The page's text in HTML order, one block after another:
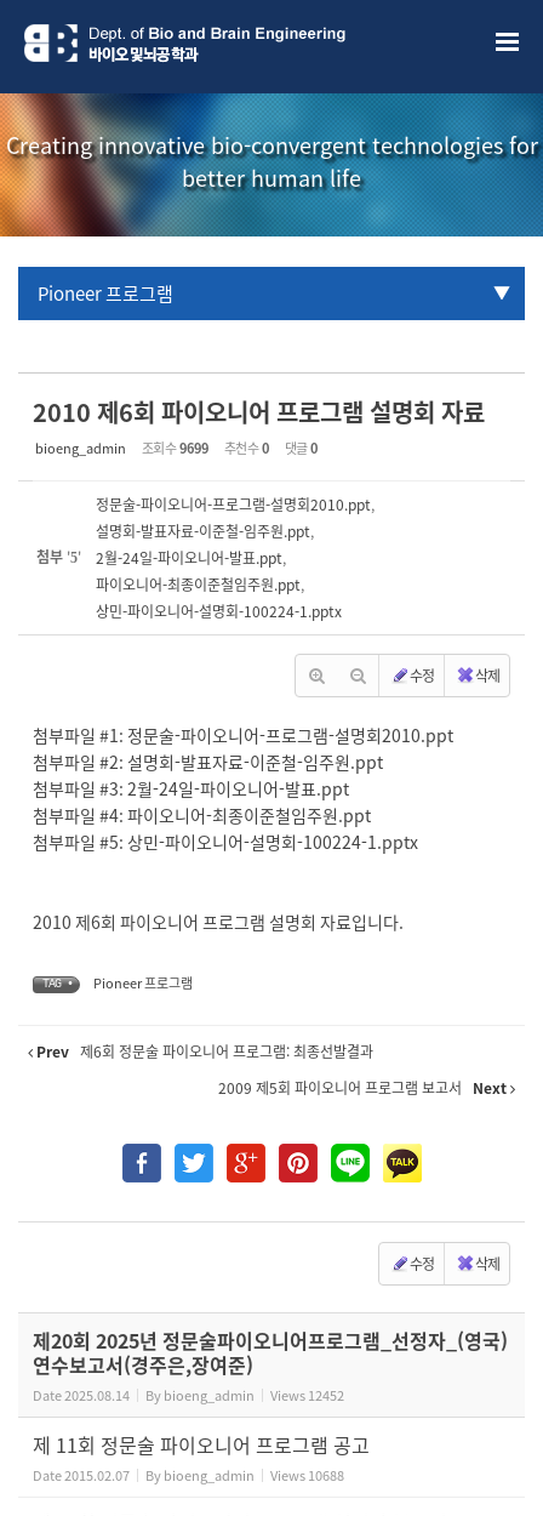
Creating innovative bio-convergent technologies for
better human life
Pioneer 프로그램
학부생 국제학술대회 참관프로그램
2010 제6회 파이오니어 프로그램 설명회 자료
bioeng_admin 조회 수9699 추천 수0 댓글0
첨부 '5'
정문술-파이오니어-프로그램-설명회2010.ppt,
설명회-발표자료-이준철-임주원.ppt,
2월-24일-파이오니어-발표.ppt,
파이오니어-최종이준철임주원.ppt,
상민-파이오니어-설명회-100224-1.pptx
수정 삭제
첨부파일 #1: 정문술-파이오니어-프로그램-설명회2010.ppt
첨부파일 #2: 설명회-발표자료-이준철-임주원.ppt
첨부파일 #3: 2월-24일-파이오니어-발표.ppt
첨부파일 #4: 파이오니어-최종이준철임주원.ppt
첨부파일 #5: 상민-파이오니어-설명회-100224-1.pptx
2010 제6회 파이오니어 프로그램 설명회 자료입니다.
TAG • Pioneer 프로그램
Prev 제6회 정문술 파이오니어 프로그램: 최종선발결과
2009 제5회 파이오니어 프로그램 보고서
Next
수정 삭제
제20회 2025년 정문술파이오니어프로그램_선정자_(영국)
연수보고서(경주은,장여준)
Date2025.08.14 Bybioeng_admin Views12452
제 11회 정문술 파이오니어 프로그램 공고
Date2015.02.07 Bybioeng_admin Views10688